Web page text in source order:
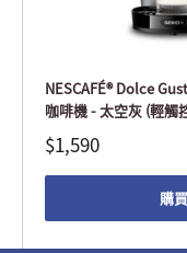
NESCAFÉ® Dolce
咖啡機 - 太空灰 (輕觸
$1,590
購